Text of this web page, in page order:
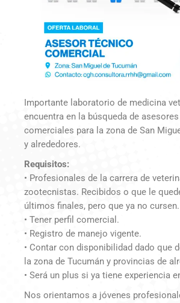
Importante laboratorio de medicina
encuentra en la búsqueda de
comerciales para la zona de San
y alrededores.
Requisitos:
• Profesionales de la carrera de
zootecnistas. Recibidos o que le
últimos finales, pero que ya no cursen.
• Tener perfil comercial.
• Registro de manejo vigente.
• Contar con disponibilidad dado que
la zona de Tucumán y provincias de
• Será un plus si ya tiene experiencia
Nos orientamos a jóvenes